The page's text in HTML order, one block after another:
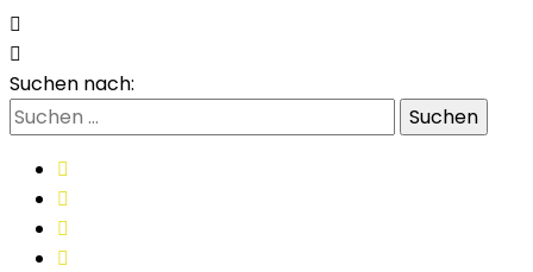
Suchen nach: